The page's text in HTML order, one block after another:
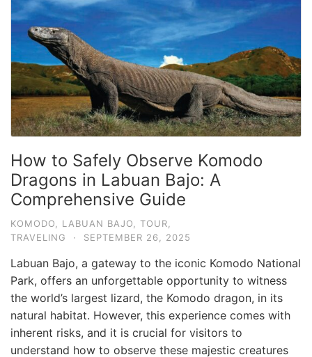
How to Safely Observe Komodo
Dragons in Labuan Bajo: A
Comprehensive Guide
KOMODO LABUAN BAJO TOUR
TRAVELING
· SEPTEMBER 26, 2025
Labuan Bajo, a gateway to the iconic Komodo National
Park, offers an unforgettable opportunity to witness
the world’s largest lizard, the Komodo dragon, in its
natural habitat. However, this experience comes with
inherent risks, and it is crucial for visitors to
understand how to observe these majestic creatures